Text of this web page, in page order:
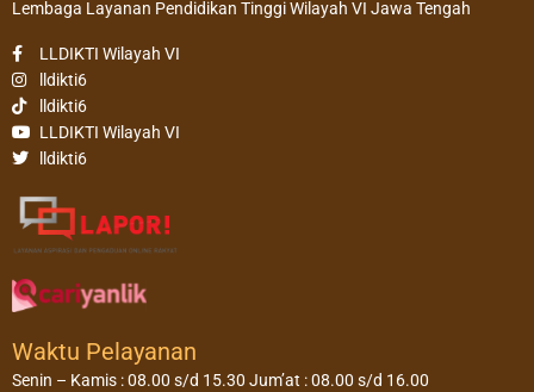
Lembaga Layanan Pendidikan Tinggi Wilayah VI Jawa Tengah
LLDIKTI Wilayah VI
lldikti6
lldikti6
LLDIKTI Wilayah VI
lldikti6
Waktu Pelayanan
Senin – Kamis : 08.00 s/d 15.30 Jum’at : 08.00 s/d 16.00